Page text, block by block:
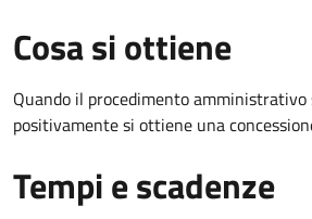
Cosa si ottiene
Quando il procedimento amministrativo
positivamente si ottiene una
Tempi e scadenze